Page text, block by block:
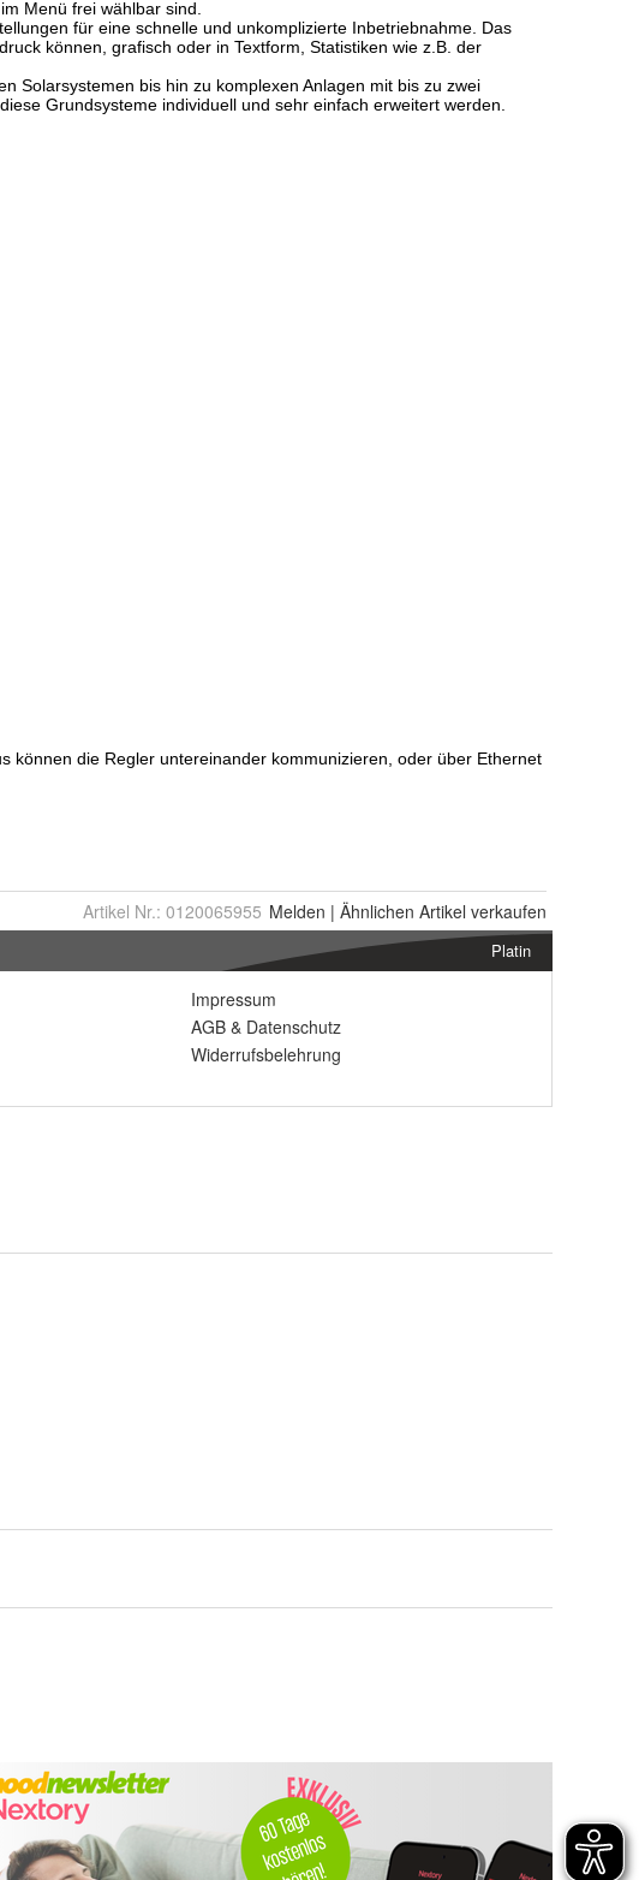
Artikel Nr.: 0120065955 Melden | Ähnlichen Artikel verkaufen
Platin
Impressum
AGB & Datenschutz
Widerrufsbelehrung